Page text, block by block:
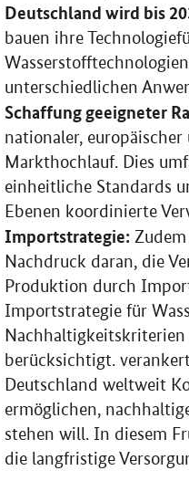
Deutschland wird bis
bauen ihre
unterschiedlichen
Schaffung geeigneter
nationaler,
Markthochlauf. Dies
einheitliche Standards
Ebenen koordinierte
Importstrategie:
Nachdruck daran, die
Produktion durch
Importstrategie für
berücksichtigt.
Deutschland weltweit
ermöglichen,
stehen will. In diesem
die langfristige